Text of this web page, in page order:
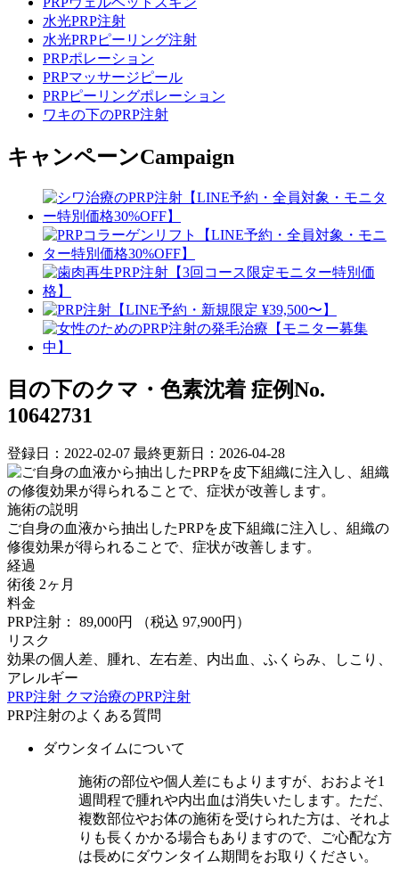
水光PRP注射
水光PRPピーリング注射
PRPポレーション
PRPマッサージピール
PRPピーリングポレーション
ワキの下のPRP注射
キャンペーンCampaign
目の下のクマ・色素沈着 症例No.
10642731
登録日：2022-02-07 最終更新日：2026-04-28
施術の説明
ご自身の血液から抽出したPRPを皮下組織に注入し、組織の
修復効果が得られることで、症状が改善します。
経過
術後 2ヶ月
料金
PRP注射： 89,000円
（税込 97,900円）
リスク
効果の個人差、腫れ、左右差、内出血、ふくらみ、しこり、
アレルギー
PRP注射 クマ治療のPRP注射
PRP注射のよくある質問
ダウンタイムについて
施術の部位や個人差にもよりますが、おおよそ1
週間程で腫れや内出血は消失いたします。ただ、
複数部位やお体の施術を受けられた方は、それよ
りも長くかかる場合もありますので、ご心配な方
は長めにダウンタイム期間をお取りください。